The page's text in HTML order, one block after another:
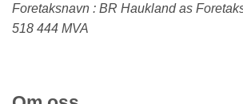
Foretaksnavn : BR Haukland as
518 444 MVA